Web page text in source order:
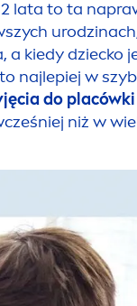
lata to ta
kiedy dziecko
najlepiej w
do
niż w